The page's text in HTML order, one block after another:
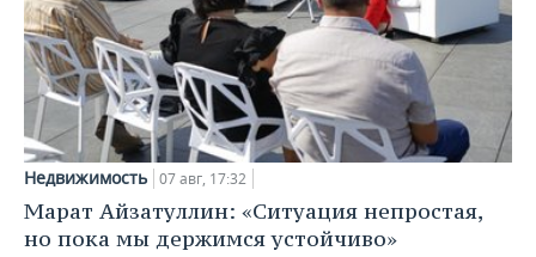
Недвижимость 07 авг, 17:32
Марат Айзатуллин: «Ситуация непростая,
но пока мы держимся устойчиво»